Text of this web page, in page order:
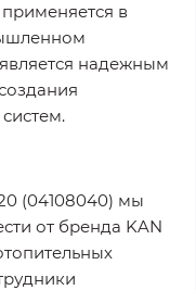
в
надежным
(04108040) мы
от бренда KAN